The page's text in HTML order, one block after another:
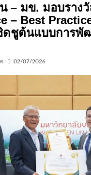
– มข. มอบราง
– Best
ดชูต้นแบบการ
02/07/2026